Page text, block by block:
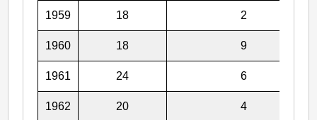
1959 18 2
1960 18 9
1961 24 6
1962 20 4